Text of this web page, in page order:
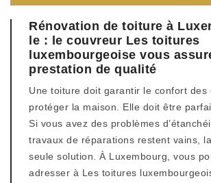
Rénovation de toiture à
le : le couvreur Les toitures
luxembourgeoise vous
prestation de qualité
Une toiture doit garantir le confort des
protéger la maison. Elle doit être
Si vous avez des problèmes
travaux de réparations restent vains,
seule solution. À Luxembourg, vous
adresser à Les toitures